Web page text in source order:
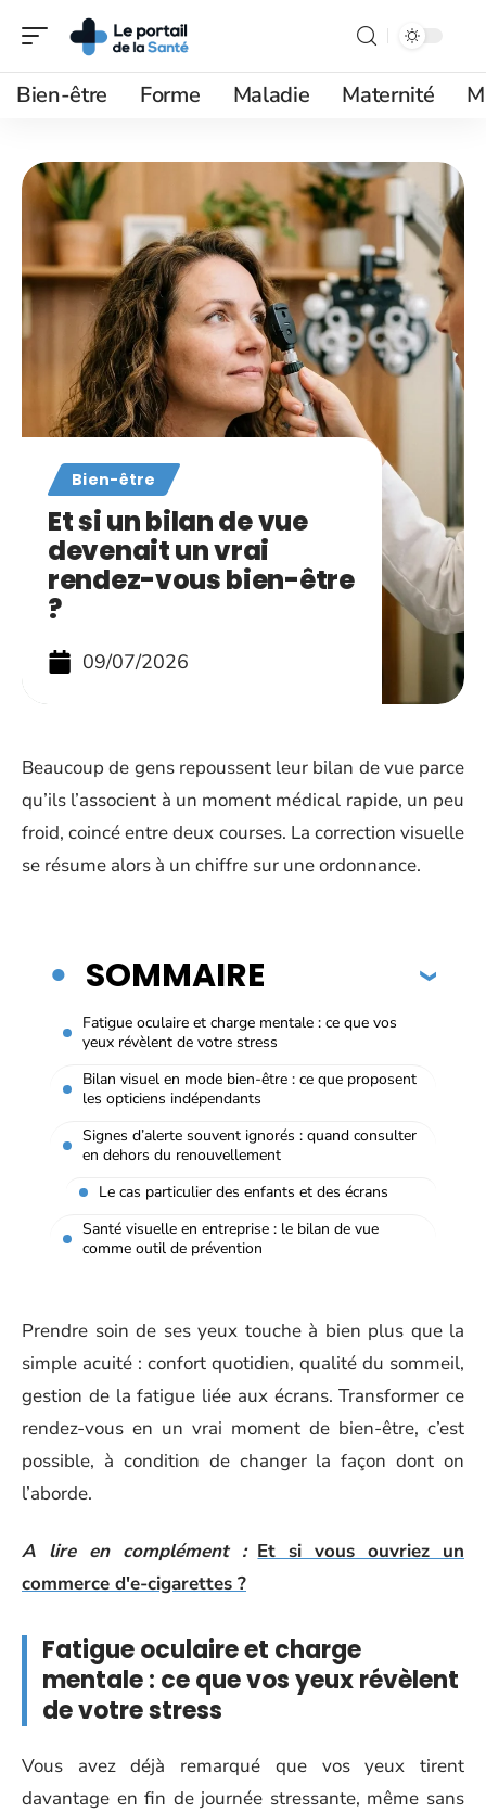
Bien-être Forme Maladie Maternité
Bien-être
Et si un bilan de vue
devenait un vrai
rendez-vous bien-être
?
09/07/2026
Beaucoup de gens repoussent leur bilan de vue parce
qu’ils l’associent à un moment médical rapide, un peu
froid, coincé entre deux courses. La correction visuelle
se résume alors à un chiffre sur une ordonnance.
SOMMAIRE
Fatigue oculaire et charge mentale : ce que vos
yeux révèlent de votre stress
Bilan visuel en mode bien-être : ce que proposent
les opticiens indépendants
Signes d’alerte souvent ignorés : quand consulter
en dehors du renouvellement
Le cas particulier des enfants et des écrans
Santé visuelle en entreprise : le bilan de vue
comme outil de prévention
Prendre soin de ses yeux touche à bien plus que la
simple acuité : confort quotidien, qualité du sommeil,
gestion de la fatigue liée aux écrans. Transformer ce
rendez-vous en un vrai moment de bien-être, c’est
possible, à condition de changer la façon dont on
l’aborde.
A lire en complément : Et si vous ouvriez un
commerce d'e-cigarettes ?
Fatigue oculaire et charge
mentale : ce que vos yeux révèlent
de votre stress
Vous avez déjà remarqué que vos yeux tirent
davantage en fin de journée stressante, même sans